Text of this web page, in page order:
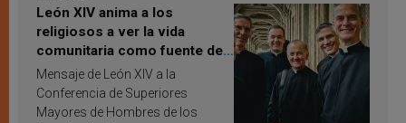
León XIV anima a los
religiosos a ver la vida
comunitaria como fuente de
inspiración y santificación
Mensaje de León XIV a la
Conferencia de Superiores
Mayores de Hombres de los